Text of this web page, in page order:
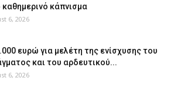
καθημερινό κάπνισμα
6, 2026
ευρώ για μελέτη της ενίσχυσης του
και του αρδευτικού...
6, 2026